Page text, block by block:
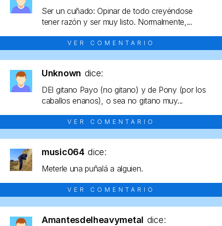
Ser un cuñado: Opinar de todo creyéndose
tener razón y ser muy listo. Normalmente,...
VER COMENTARIO
Unknown dice:
DEl gitano Payo (no gitano) y de Pony (por los
caballos enanos), o sea no gitano muy...
VER COMENTARIO
music064 dice:
Meterle una puñalá a alguien.
VER COMENTARIO
Amantesdelheavymetal dice: